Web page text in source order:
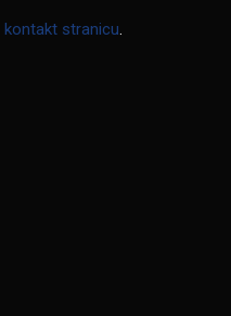
kontakt stranicu.